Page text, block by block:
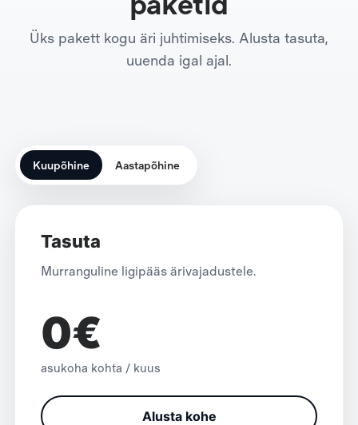
Üks pakett kogu äri juhtimiseks. Alusta tasuta,
uuenda igal ajal.
Kuupõhine Aastapõhine
Tasuta
Murranguline ligipääs ärivajadustele.
0€
asukoha kohta / kuus
Alusta kohe